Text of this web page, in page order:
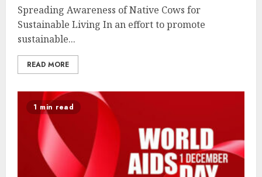
Spreading Awareness of Native Cows for
Sustainable Living In an effort to promote
sustainable...
READ MORE
1 min read